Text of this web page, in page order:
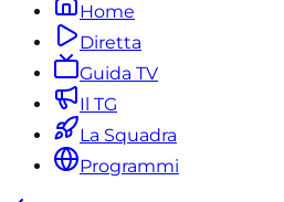
Home
Diretta
Guida TV
Il TG
La Squadra
Programmi